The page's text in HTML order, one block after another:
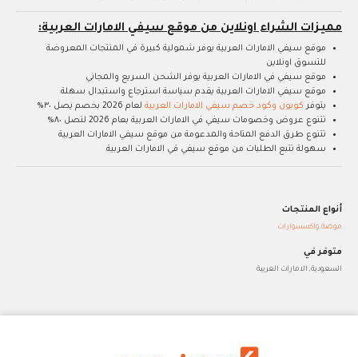
مميزات الشراء اونلاين من موقع سيفي الامارات العربية:
موقع سيفي الامارات العربية يوفر شمولية كبيرة في المنتجات المعروضة
للتسوق اونلاين
موقع سيفي في الامارات العربية يوفر الشحن السريع والمجاني
موقع سيفي الامارات العربية يقدم سياسة استرجاع واستبدال سهلة
يتوفر كوبون وكود خصم سيفي الامارات العربية لعام 2026 بخصم يصل ٣٠%
تتنوع عروض وخصومات سيفي في الامارات العربية بعام 2026 لتصل ٨٠%
تتنوع طرق الدفع المتاحة والمدعومة من موقع سيفي الامارات العربية
سهولة تتبع الطلبات من موقع سيفي في الامارات العربية
أنواع المنتجات
موضة واكسسوارات
متوفر في
السعودية, الامارات العربية